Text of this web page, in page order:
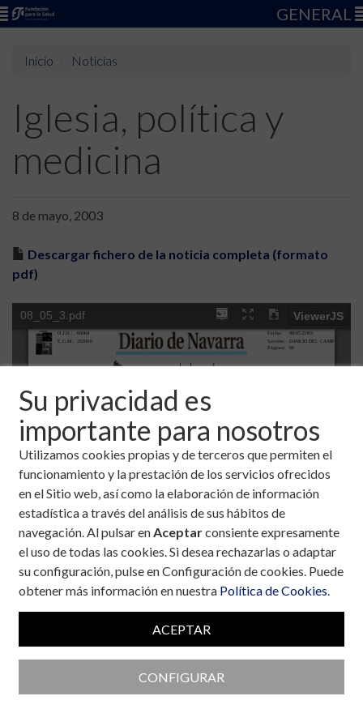
Su privacidad es
importante para nosotros
Utilizamos cookies propias y de terceros que permiten el
funcionamiento y la prestación de los servicios ofrecidos
en el Sitio web, así como la elaboración de información
estadística a través del análisis de sus hábitos de
navegación. Al pulsar enAceptarconsiente expresamente
el uso de todas las cookies. Si desea rechazarlas o adaptar
su configuración, pulse en Configuración de cookies. Puede
obtener más información en nuestra Política de Cookies.
ACEPTAR
CONFIGURAR
GENERAL
Inicio Noticias
Iglesia, política y
medicina
8 de mayo, 2003
Descargar fichero de la noticia completa (formato
pdf)
Colaboran con la Fundación